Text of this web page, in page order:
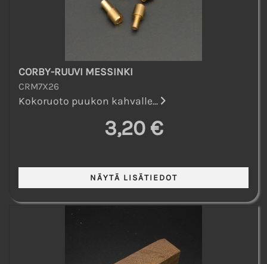
CORBY-RUUVI MESSINKI
CRM7X26
Kokoruoto puukon kahvalle...
3,20 €